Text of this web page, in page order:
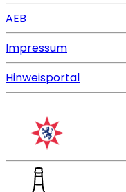
AEB
Impressum
Hinweisportal